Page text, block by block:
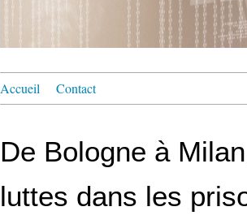
Accueil Contact
De Bologne à
luttes dans les